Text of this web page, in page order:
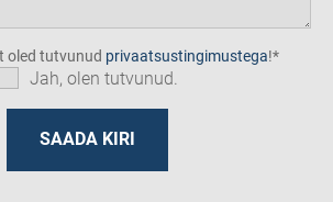
oled tutvunud privaatsustingimustega!
Jah, olen tutvunud.